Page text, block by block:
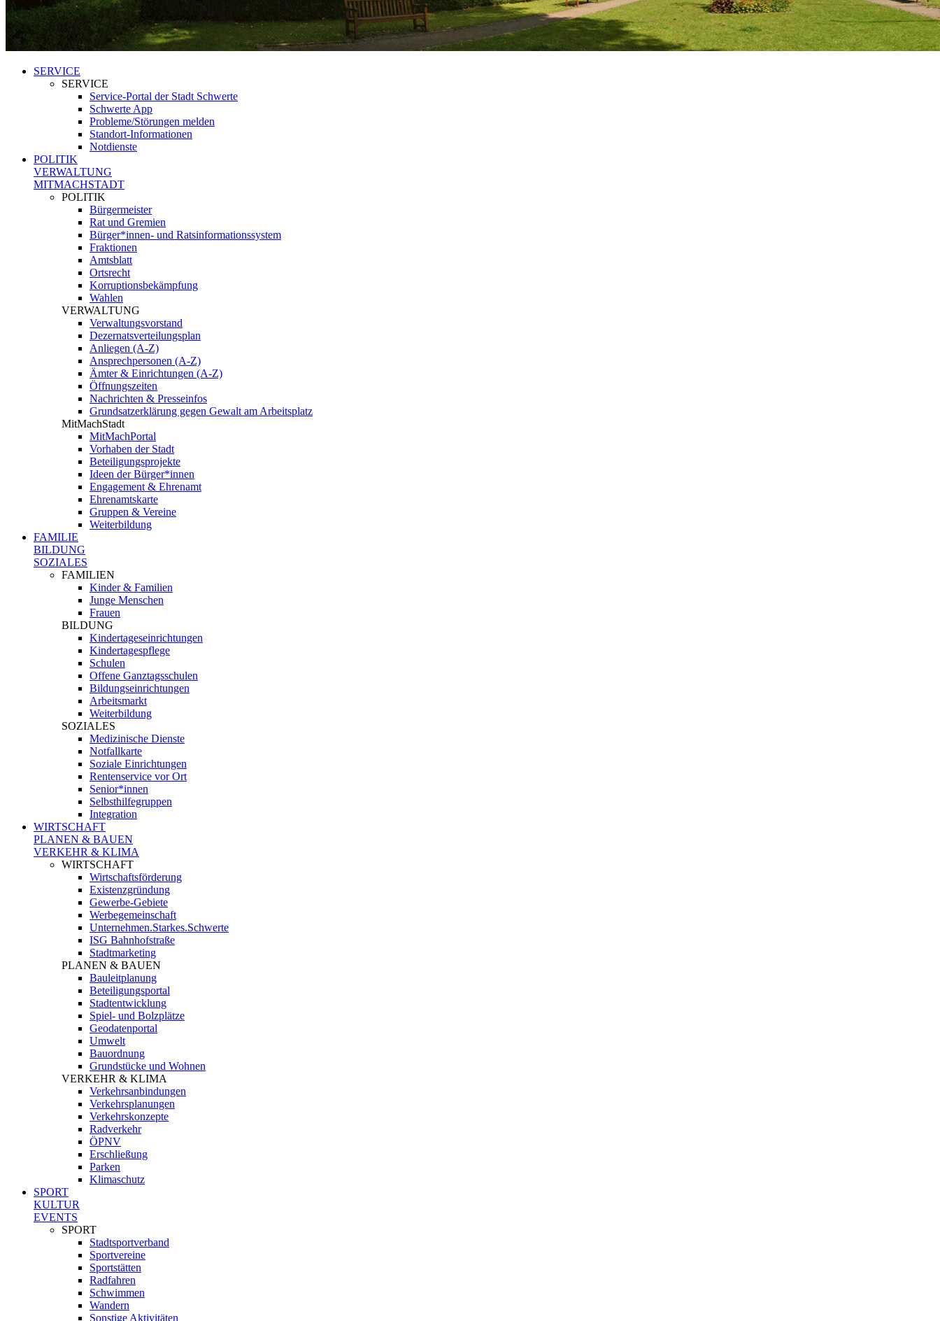
SERVICE
SERVICE
Service-Portal der Stadt Schwerte
Schwerte App
Probleme/Störungen melden
Standort-Informationen
Notdienste
POLITIK
VERWALTUNG
MITMACHSTADT
POLITIK
Bürgermeister
Rat und Gremien
Bürger*innen- und Ratsinformationssystem
Fraktionen
Amtsblatt
Ortsrecht
Korruptionsbekämpfung
Wahlen
VERWALTUNG
Verwaltungsvorstand
Dezernatsverteilungsplan
Anliegen (A-Z)
Ansprechpersonen (A-Z)
Ämter & Einrichtungen (A-Z)
Öffnungszeiten
Nachrichten & Presseinfos
Grundsatzerklärung gegen Gewalt am Arbeitsplatz
MitMachStadt
MitMachPortal
Vorhaben der Stadt
Beteiligungsprojekte
Ideen der Bürger*innen
Engagement & Ehrenamt
Ehrenamtskarte
Gruppen & Vereine
Weiterbildung
FAMILIE
BILDUNG
SOZIALES
FAMILIEN
Kinder & Familien
Junge Menschen
Frauen
BILDUNG
Kindertageseinrichtungen
Kindertagespflege
Schulen
Offene Ganztagsschulen
Bildungseinrichtungen
Arbeitsmarkt
Weiterbildung
SOZIALES
Medizinische Dienste
Notfallkarte
Soziale Einrichtungen
Rentenservice vor Ort
Senior*innen
Selbsthilfegruppen
Integration
WIRTSCHAFT
PLANEN & BAUEN
VERKEHR & KLIMA
WIRTSCHAFT
Wirtschaftsförderung
Existenzgründung
Gewerbe-Gebiete
Werbegemeinschaft
Unternehmen.Starkes.Schwerte
ISG Bahnhofstraße
Stadtmarketing
PLANEN & BAUEN
Bauleitplanung
Beteiligungsportal
Stadtentwicklung
Spiel- und Bolzplätze
Geodatenportal
Umwelt
Bauordnung
Grundstücke und Wohnen
VERKEHR & KLIMA
Verkehrsanbindungen
Verkehrsplanungen
Verkehrskonzepte
Radverkehr
ÖPNV
Erschließung
Parken
Klimaschutz
SPORT
KULTUR
EVENTS
SPORT
Stadtsportverband
Sportvereine
Sportstätten
Radfahren
Schwimmen
Wandern
Sonstige Aktivitäten